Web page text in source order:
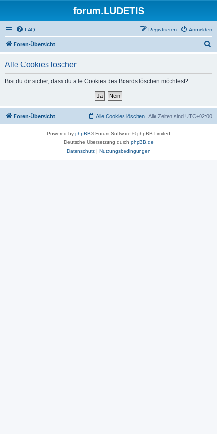
forum.LUDETIS
FAQ Anmelden
Registrieren
Foren-Übersicht
Alle Cookies löschen
Bist du dir sicher, dass du alle Cookies des Boards löschen möchtest?
Foren-Übersicht Alle Zeiten sind UTC+02:00
Alle Cookies löschen
Powered by phpBB® Forum Software © phpBB Limited
Deutsche Übersetzung durch phpBB.de
Datenschutz| Nutzungsbedingungen